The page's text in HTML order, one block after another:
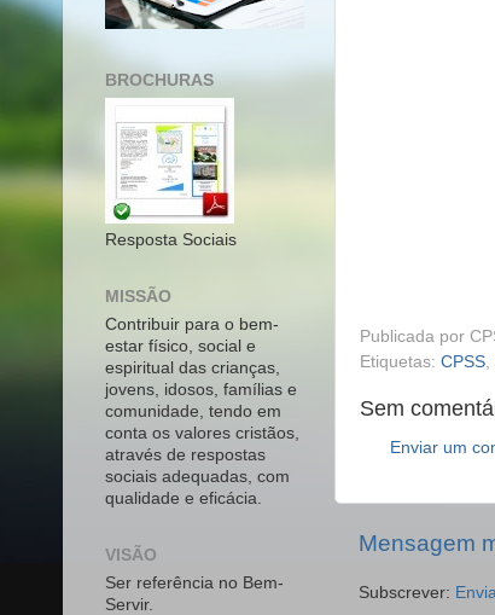
Publicada por
Etiquetas: CPSS
Sem
Enviar um
Mensagem
Subscrever:
BROCHURAS
Resposta Sociais
MISSÃO
Contribuir para o bem-
estar físico, social e
espiritual das crianças,
jovens, idosos, famílias e
comunidade, tendo em
conta os valores cristãos,
através de respostas
sociais adequadas, com
qualidade e eficácia.
VISÃO
Ser referência no Bem-
Servir.